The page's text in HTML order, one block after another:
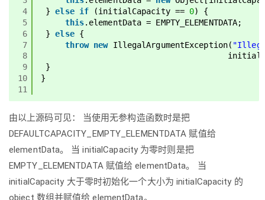
4
5
6
7
8
9
10
11
} else if (initialCapacity == 0) {
this.elementData = EMPTY_ELEMENTDATA;
} else {
throw new IllegalArgumentException(
}
}
由以上源码可见： 当使用无参构造函数时是把
DEFAULTCAPACITY_EMPTY_ELEMENTDATA 赋值给
elementData。 当 initialCapacity 为零时则是把
EMPTY_ELEMENTDATA 赋值给 elementData。 当
initialCapacity 大于零时初始化一个大小为 initialCapacity 的
object 数组并赋值给 elementData。